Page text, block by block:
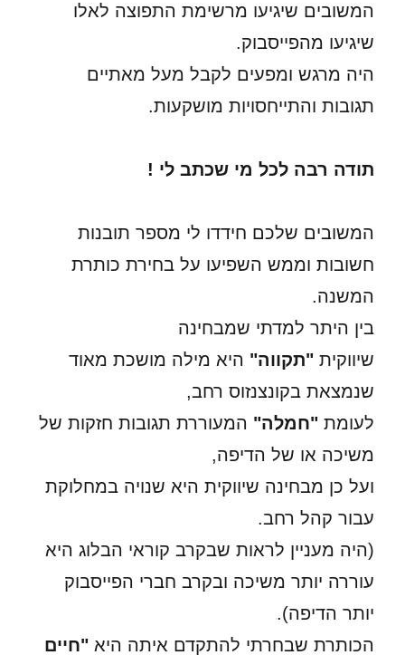
המשובים שיגיעו מרשימת התפוצה לאלו
שיגיעו מהפייסבוק.
היה מרגש ומפעים לקבל מעל מאתיים
תגובות והתייחסויות מושקעות.
תודה רבה לכל מי שכתב לי !
המשובים שלכם חידדו לי מספר תובנות
חשובות וממש השפיעו על בחירת כותרת
המשנה.
בין היתר למדתי שמבחינה
שיווקית"תקווה" היא מילה מושכת מאוד
שנמצאת בקונצנזוס רחב,
לעומת"חמלה" המעוררת תגובות חזקות של
משיכה או של הדיפה,
ועל כן מבחינה שיווקית היא שנויה במחלוקת
עבור קהל רחב.
(היה מעניין לראות שבקרב קוראי הבלוג היא
עוררה יותר משיכה ובקרב חברי הפייסבוק
יותר הדיפה).
הכותרת שבחרתי להתקדם איתה היא"חיים